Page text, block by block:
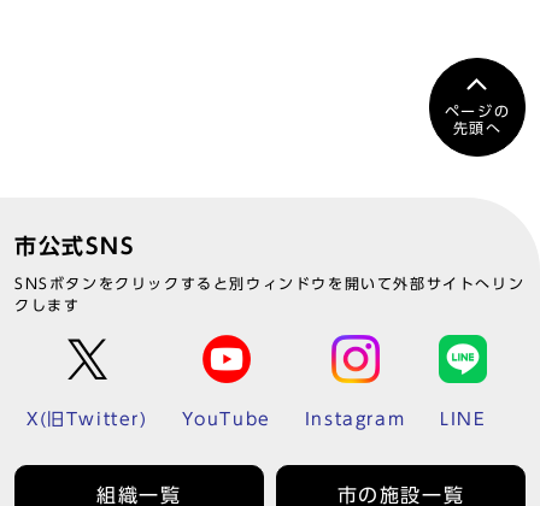
ページの
先頭へ
市公式SNS
SNSボタンをクリックすると別ウィンドウを開いて外部サイトへリン
クします
X(旧Twitter) YouTube Instagram LINE
組織一覧 市の施設一覧